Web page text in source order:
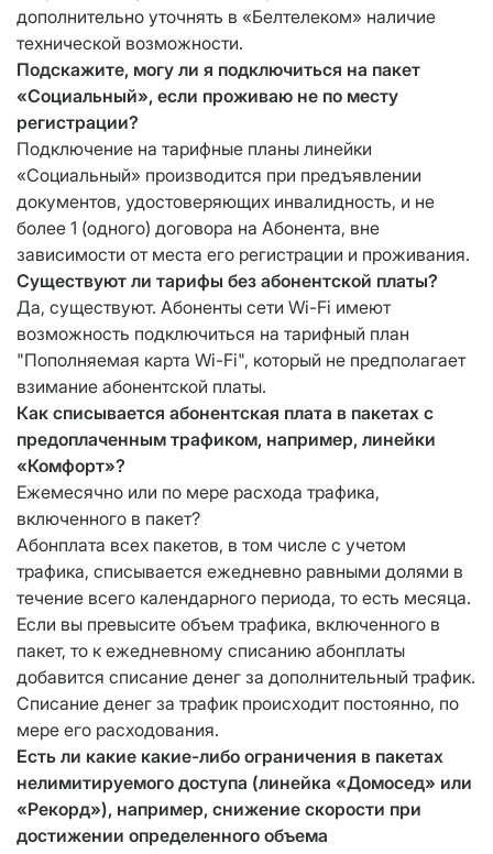
дополнительно уточнять в «Белтелеком» наличие
технической возможности.
Подскажите, могу ли я подключиться на пакет
«Социальный», если проживаю не по месту
регистрации?
Подключение на тарифные планы линейки
«Социальный» производится при предъявлении
документов, удостоверяющих инвалидность, и не
более 1 (одного) договора на Абонента, вне
зависимости от места его регистрации и проживания.
Существуют ли тарифы без абонентской платы?
Да, существуют. Абоненты сети Wi-Fi имеют
возможность подключиться на тарифный план
"Пополняемая карта Wi-Fi", который не предполагает
взимание абонентской платы.
Как списывается абонентская плата в пакетах с
предоплаченным трафиком, например, линейки
«Комфорт»?
Ежемесячно или по мере расхода трафика,
включенного в пакет?
Абонплата всех пакетов, в том числе с учетом
трафика, списывается ежедневно равными долями в
течение всего календарного периода, то есть месяца.
Если вы превысите объем трафика, включенного в
пакет, то к ежедневному списанию абонплаты
добавится списание денег за дополнительный трафик.
Списание денег за трафик происходит постоянно, по
мере его расходования.
Есть ли какие какие-либо ограничения в пакетах
нелимитируемого доступа (линейка «Домосед» или
«Рекорд»), например, снижение скорости при
достижении определенного объема